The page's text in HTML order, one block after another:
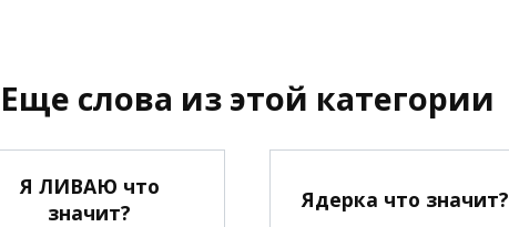
Еще слова из этой категории
Я ЛИВАЮ что
значит?
Ядерка что значит?